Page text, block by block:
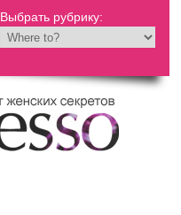
Выбрать рубрику: